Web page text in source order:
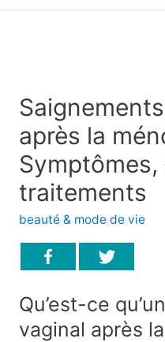
après la
Symptômes,
traitements
beauté & mode de vie
Qu’est-ce
vaginal après